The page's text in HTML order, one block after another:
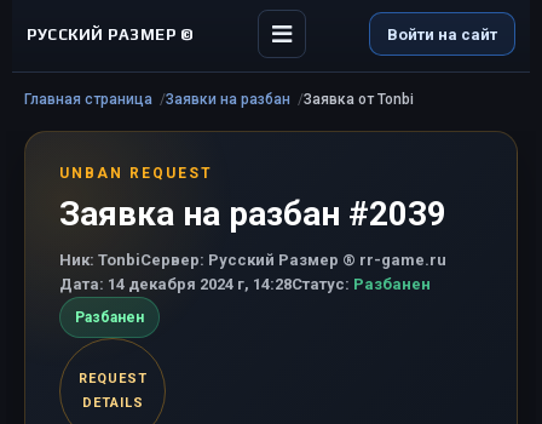
РУССКИЙ РАЗМЕР © Войти на сайт
Главная страница Заявки на разбан Заявка от Tonbi
UNBAN REQUEST
Заявка на разбан #2039
Ник: TonbiСервер: Русский Размер ® rr-game.ru
Дата: 14 декабря 2024 г, 14:28Статус: Разбанен
Разбанен
REQUEST
DETAILS